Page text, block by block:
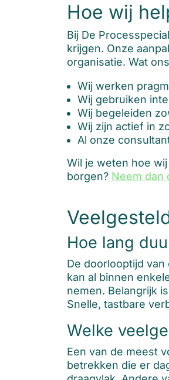
Hoe wij
Bij De
krijgen. Onze
organisatie. Wat
Wij werken
Wij gebruiken
Wij begeleiden
Wij zijn actief in
Al onze
Wil je weten hoe
borgen? Neem dan
Hoe lang
De doorlooptijd
kan al binnen
nemen. Belangrijk
Snelle, tastbare
Welke
Een van de meest
betrekken die er